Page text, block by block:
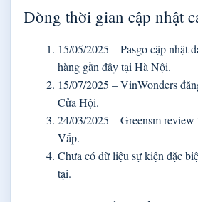
Dòng thời gian cập nhật
15/05/2025 – Pasgo cập nhật
hàng gần đây tại Hà Nội.
15/07/2025 – VinWonders
Cửa Hội.
24/03/2025 – Greensm
Vấp.
Chưa có dữ liệu sự kiện đặc
tại.